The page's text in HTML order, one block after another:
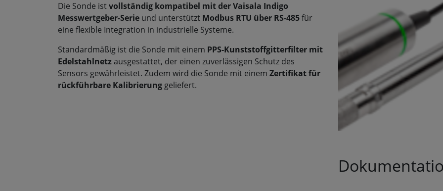
Die Sonde istvollständig kompatibel mit der Vaisala Indigo
Messwertgeber-Serie und unterstützt Modbus RTU über RS-485für
eine flexible Integration in industrielle Systeme.
Standardmäßig ist die Sonde mit einem PPS-Kunststoffgitterfilter mit
Edelstahlnetzausgestattet, der einen zuverlässigen Schutz des
Sensors gewährleistet. Zudem wird die Sonde mit einem Zertifikat für
rückführbare Kalibrierung geliefert.